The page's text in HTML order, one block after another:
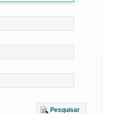
Pesquisar